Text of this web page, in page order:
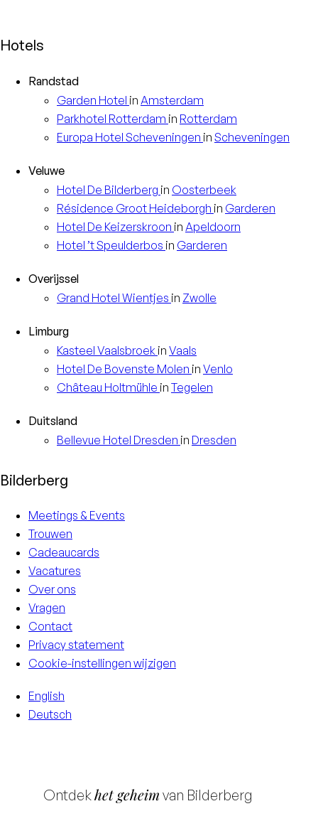
Hotels
Randstad
Garden Hotel in Amsterdam
Parkhotel Rotterdam in Rotterdam
Europa Hotel Scheveningen in Scheveningen
Veluwe
Hotel De Bilderberg in Oosterbeek
Résidence Groot Heideborgh in Garderen
Hotel De Keizerskroon in Apeldoorn
Hotel ’t Speulderbos in Garderen
Overijssel
Grand Hotel Wientjes in Zwolle
Limburg
Kasteel Vaalsbroek in Vaals
Hotel De Bovenste Molen in Venlo
Château Holtmühle in Tegelen
Duitsland
Bellevue Hotel Dresden in Dresden
Bilderberg
Meetings & Events
Trouwen
Cadeaucards
Vacatures
Over ons
Vragen
Contact
Privacy statement
Cookie-instellingen wijzigen
English
Deutsch
Ontdekhet geheim van Bilderberg